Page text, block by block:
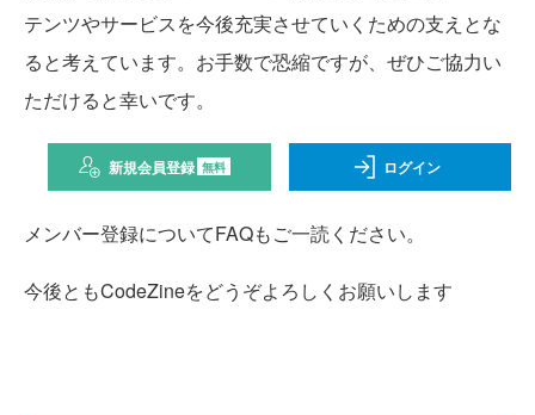
テンツやサービスを今後充実させていくための支えとな
ると考えています。お手数で恐縮ですが、ぜひご協力い
ただけると幸いです。
新規会員登録 無料 ログイン
メンバー登録についてFAQもご一読ください。
今後ともCodeZineをどうぞよろしくお願いします